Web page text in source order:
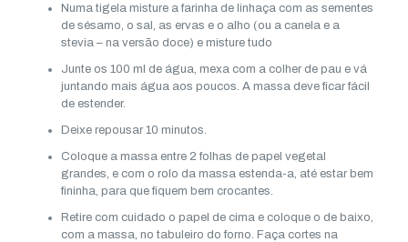
Numa tigela misture a farinha de linhaça com as sementes
de sésamo, o sal, as ervas e o alho (ou a canela e a
stevia – na versão doce) e misture tudo
Junte os 100 ml de água, mexa com a colher de pau e vá
juntando mais água aos poucos. A massa deve ficar fácil
de estender.
Deixe repousar 10 minutos.
Coloque a massa entre 2 folhas de papel vegetal
grandes, e com o rolo da massa estenda-a, até estar bem
fininha, para que fiquem bem crocantes.
Retire com cuidado o papel de cima e coloque o de baixo,
com a massa, no tabuleiro do forno. Faça cortes na